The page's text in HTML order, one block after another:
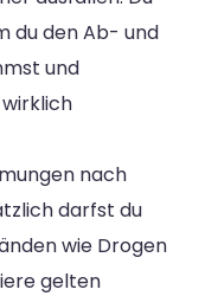
du den Ab- und
und
nach
darfst du
wie Drogen
gelten